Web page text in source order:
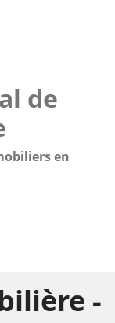
de
en
-